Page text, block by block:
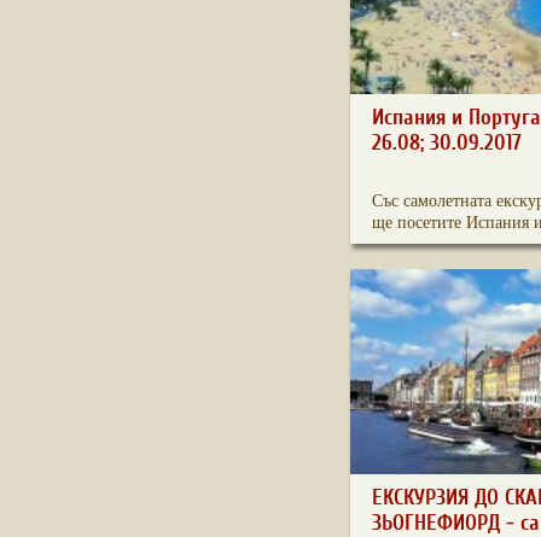
Испания и
26.08; 30.09.2017
Със самолетната
ще посетите Испания
ЕКСКУРЗИЯ ДО
ЗЬОГНЕФИОРД -